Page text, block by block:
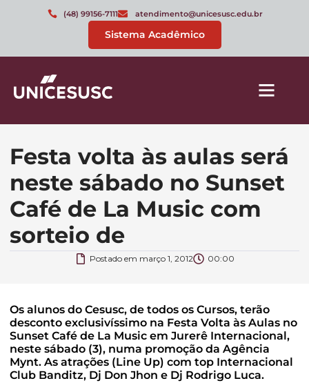
(48) 99156-7111 atendimento@unicesusc.edu.br
Sistema Acadêmico
Festa volta às aulas será
neste sábado no Sunset
Café de La Music com
sorteio de
Postado em março 1, 2012 00:00
Os alunos do Cesusc, de todos os Cursos, terão
desconto exclusivíssimo na Festa Volta às Aulas no
Sunset Café de La Music em Jurerê Internacional,
neste sábado (3), numa promoção da Agência
Mynt. As atrações (Line Up) com top Internacional
Club Banditz, Dj Don Jhon e Dj Rodrigo Luca.